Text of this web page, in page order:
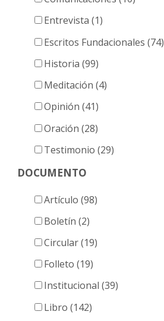
Entrevista (1)
Escritos Fundacionales (74)
Historia (99)
Meditación (4)
Opinión (41)
Oración (28)
Testimonio (29)
DOCUMENTO
Artículo (98)
Boletín (2)
Circular (19)
Folleto (19)
Institucional (39)
Libro (142)